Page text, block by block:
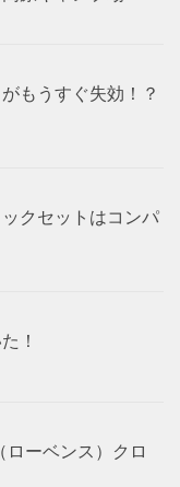
もうすぐ失効！？
クセットはコンパ
！
ーベンス）クロ